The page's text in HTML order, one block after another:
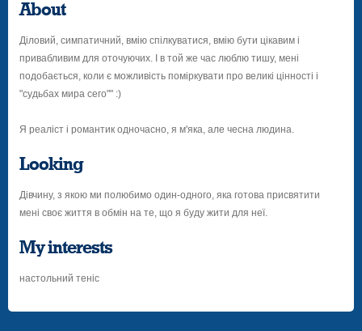
About
Діловий, симпатичний, вмію спілкуватися, вмію бути цікавим і
привабливим для оточуючих. І в той же час люблю тишу, мені
подобається, коли є можливість поміркувати про великі цінності і
"судьбах мира сего"" :)
Я реаліст і романтик одночасно, я м'яка, але чесна людина.
Looking
Дівчину, з якою ми полюбимо один-одного, яка готова присвятити
мені своє життя в обмін на те, що я буду жити для неї.
My interests
настольний теніс